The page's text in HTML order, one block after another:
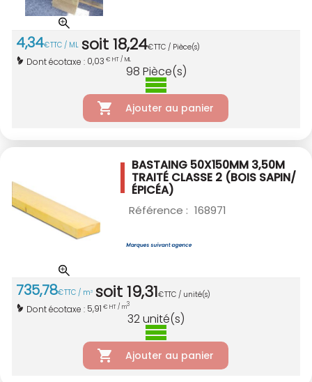
4,34€TTC / ML soit18,24€TTC / Pièce(s)
Dont écotaxe : 0,03 € HT / ML
98 Pièce(s)
Ajouter au panier
BASTAING 50X150MM 3,50M
TRAITÉ CLASSE 2 (BOIS SAPIN/
ÉPICÉA)
Référence : 168971
735,78€TTC / m3 soit19,31€TTC / unité(s)
Dont écotaxe : 5,91 € HT / m3
32unité(s)
Ajouter au panier